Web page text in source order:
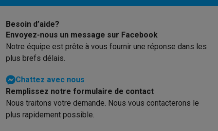
Besoin d’aide?
Envoyez-nous un message sur Facebook
Notre équipe est prête à vous fournir une réponse dans les
plus brefs délais.
Chattez avec nous
Remplissez notre formulaire de contact
Nous traitons votre demande. Nous vous contacterons le
plus rapidement possible.